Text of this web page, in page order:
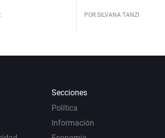
POR SILVANA TANZI
Secciones
Política
Información